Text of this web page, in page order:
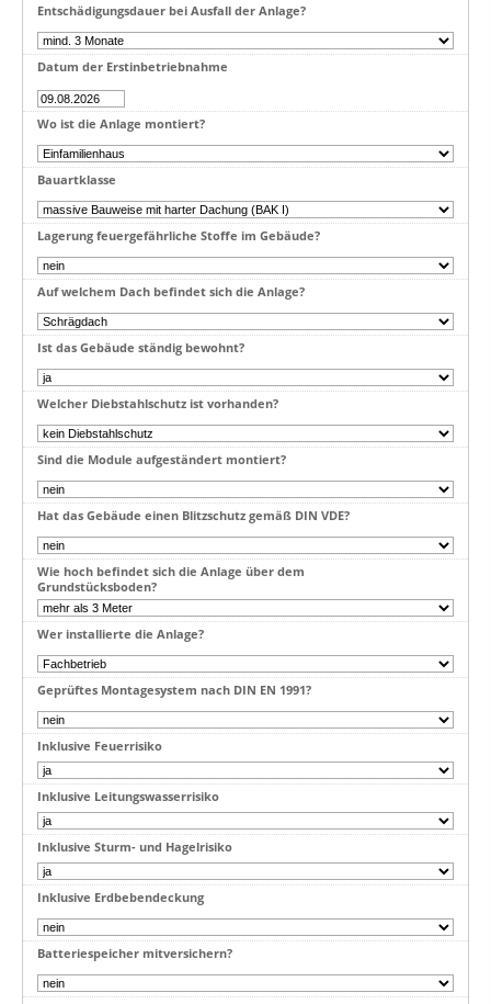
Entschädigungsdauer bei Ausfall der Anlage?
Datum der Erstinbetriebnahme
Wo ist die Anlage montiert?
Bauartklasse
Lagerung feuergefährliche Stoffe im Gebäude?
Auf welchem Dach befindet sich die Anlage?
Ist das Gebäude ständig bewohnt?
Welcher Diebstahlschutz ist vorhanden?
Sind die Module aufgeständert montiert?
Hat das Gebäude einen Blitzschutz gemäß DIN VDE?
Wie hoch befindet sich die Anlage über dem
Grundstücksboden?
Wer installierte die Anlage?
Geprüftes Montagesystem nach DIN EN 1991?
Inklusive Feuerrisiko
Inklusive Leitungswasserrisiko
Inklusive Sturm- und Hagelrisiko
Inklusive Erdbebendeckung
Batteriespeicher mitversichern?